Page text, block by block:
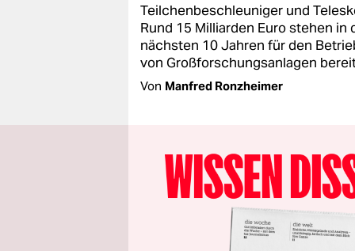
Teilchenbeschleuniger und
Rund 15 Milliarden Euro stehen in
nächsten 10 Jahren für den
von Großforschungsanlagen
Von Manfred Ronzheimer